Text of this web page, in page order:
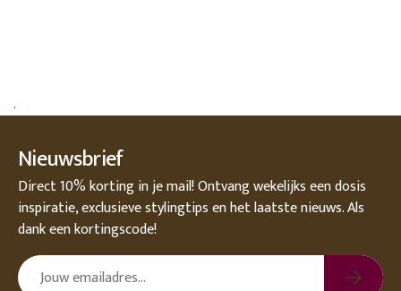
.
Nieuwsbrief
Direct 10% korting in je mail! Ontvang wekelijks een dosis
inspiratie, exclusieve stylingtips en het laatste nieuws. Als
dank een kortingscode!